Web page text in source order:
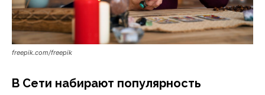
freepik.com/freepik
В Сети набирают популярность